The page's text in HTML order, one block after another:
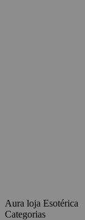
Aura loja Esotérica
Categorias